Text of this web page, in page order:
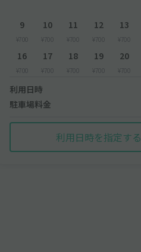
9
¥700
10
¥700
11
¥700
12
¥700
13
¥700
16
¥700
17
¥700
18
¥700
19
¥700
20
¥700
利用日時
駐車場料金
利用日時を指定する